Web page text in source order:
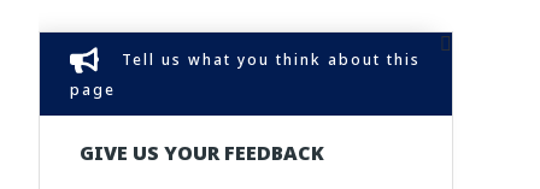
Tell us what you think about this
page
GIVE US YOUR FEEDBACK